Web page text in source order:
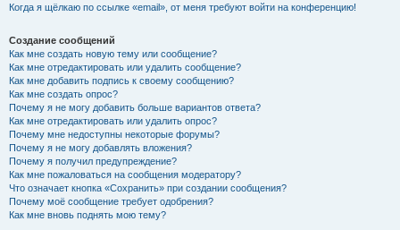
Когда я щёлкаю по ссылке «email», от меня требуют войти на конференцию!
Создание сообщений
Как мне создать новую тему или сообщение?
Как мне отредактировать или удалить сообщение?
Как мне добавить подпись к своему сообщению?
Как мне создать опрос?
Почему я не могу добавить больше вариантов ответа?
Как мне отредактировать или удалить опрос?
Почему мне недоступны некоторые форумы?
Почему я не могу добавлять вложения?
Почему я получил предупреждение?
Как мне пожаловаться на сообщения модератору?
Что означает кнопка «Сохранить» при создании сообщения?
Почему моё сообщение требует одобрения?
Как мне вновь поднять мою тему?